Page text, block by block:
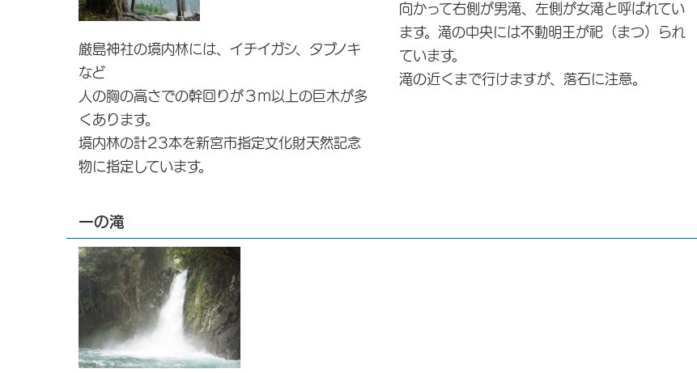
厳島神社の境内林には、イチイガシ、タブノキ
など
人の胸の高さでの幹回りが３ｍ以上の巨木が多
くあります。
境内林の計23本を新宮市指定文化財天然記念
物に指定しています。
向かって右側が男滝、左側が女滝と呼ばれてい
ます。滝の中央には不動明王が祀（まつ）られ
ています。
滝の近くまで行けますが、落石に注意。
一の滝